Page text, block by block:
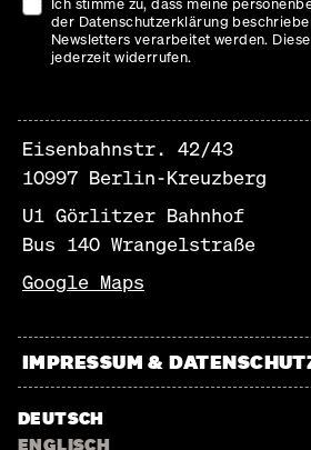
der Datenschutzerklärung
Newsletters verarbeitet werden.
jederzeit widerrufen.
Eisenbahnstr. 42/43
10997 Berlin-Kreuzberg
U1 Görlitzer Bahnhof
Bus 140 Wrangelstraße
Google Maps
IMPRESSUM &
DEUTSCH
ENGLISCH